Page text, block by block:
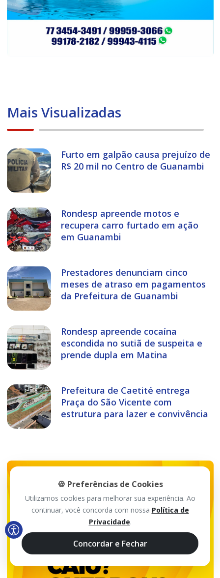
Mais Visualizadas
Furto em galpão causa prejuízo de
R$ 20 mil no Centro de Guanambi
Rondesp apreende motos e
recupera carro furtado em ação
em Guanambi
Prestadores denunciam cinco
meses de atraso em pagamentos
da Prefeitura de Guanambi
Rondesp apreende cocaína
escondida no sutiã de suspeita e
prende dupla em Matina
Prefeitura de Caetité entrega
Praça do São Vicente com
estrutura para lazer e convivência
🍪 Preferências de Cookies
Utilizamos cookies para melhorar sua experiência. Ao
continuar, você concorda com nossa Política de
Privacidade.
Concordar e Fechar